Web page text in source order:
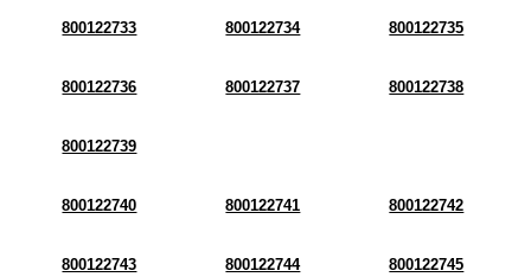
800122733 800122734 800122735
800122736 800122737 800122738
800122739
800122740 800122741 800122742
800122743 800122744 800122745